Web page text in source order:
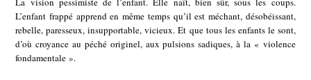
L’enfant frappé apprend en même temps qu’il est méchant, désobéissant,
rebelle, paresseux, insupportable, vicieux. Et que tous les enfants le sont,
d’où croyance au péché originel, aux pulsions sadiques, à la « violence
fondamentale ».